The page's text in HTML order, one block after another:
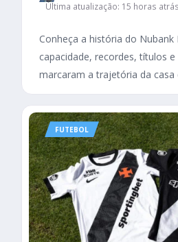
Última atualização: 15 horas atrás
Conheça a história do Nubank
capacidade, recordes, títulos
marcaram a trajetória da casa
FUTEBOL